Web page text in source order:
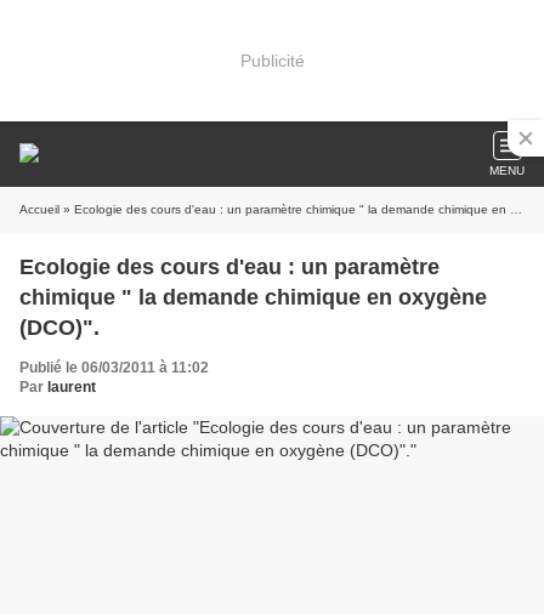
Publicité
MENU
Accueil » Ecologie des cours d'eau : un paramètre chimique " la demande chimique en oxygène (DCO)".
Ecologie des cours d'eau : un paramètre
chimique " la demande chimique en oxygène
(DCO)".
Publié le 06/03/2011 à 11:02
Par laurent